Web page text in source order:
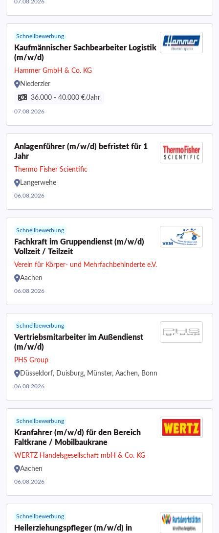
07.08.2026
Schnellbewerbung
Kaufmännischer Sachbearbeiter Logistik
(m/w/d)
Hammer GmbH & Co. KG
Niederzier
36.000 - 40.000 €/Jahr
07.08.2026
Anlagenführer (m/w/d) befristet für 1
Jahr
Thermo Fisher Scientific
Langerwehe
06.08.2026
Schnellbewerbung
Fachkraft im Gruppendienst (m/w/d)
Vollzeit / Teilzeit
Verein für Körper- und Mehrfachbehinderte e.V.
Aachen
06.08.2026
Schnellbewerbung
Vertriebsmitarbeiter im Außendienst
(m/w/d)
PHS Group
Düsseldorf, Duisburg, Münster, Aachen, Bonn
06.08.2026
Schnellbewerbung
Kranfahrer (m/w/d) für den Bereich
Faltkrane / Mobilbaukrane
WERTZ Handelsgesellschaft mbH & Co. KG
Aachen
06.08.2026
Schnellbewerbung
Heilerziehungspfleger (m/w/d) in